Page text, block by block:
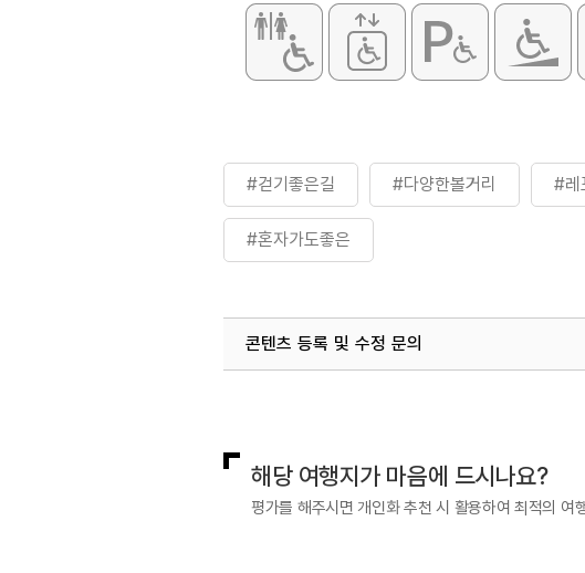
#걷기좋은길 #다양한볼거리 #레
#혼자가도좋은
콘텐츠 등록 및 수정 문의
해당 여행지가 마음에 드시나요?
평가를 해주시면 개인화 추천 시 활용하여 최적의 여